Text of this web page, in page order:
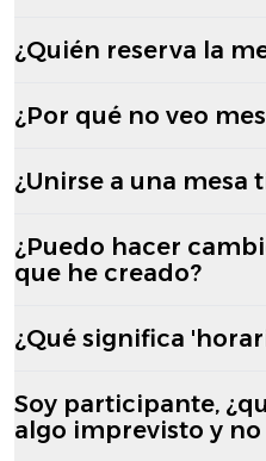
¿Quién reserva la
¿Por qué no veo
¿Unirse a una mesa
¿Puedo hacer
que he creado?
¿Qué significa
Soy participante,
algo imprevisto y